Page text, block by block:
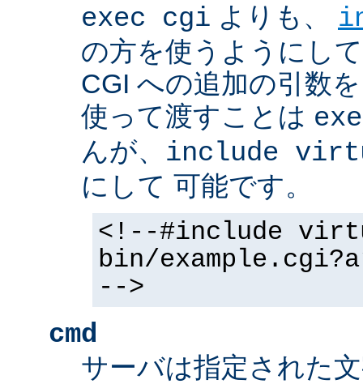
exec cgi よりも、
の方を使うようにし
CGI への追加の引数
使って渡すことは
んが、 include
にして 可能です。
<!--#include
bin/
-->
cmd
サーバは指定された